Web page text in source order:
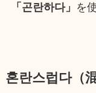
「곤란하다」 を
혼란스럽다（